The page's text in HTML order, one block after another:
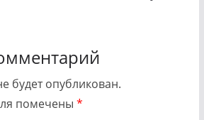
будет опубликован.
помечены *